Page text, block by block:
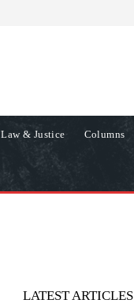
Law & Justice Columns
LATEST ARTICLES